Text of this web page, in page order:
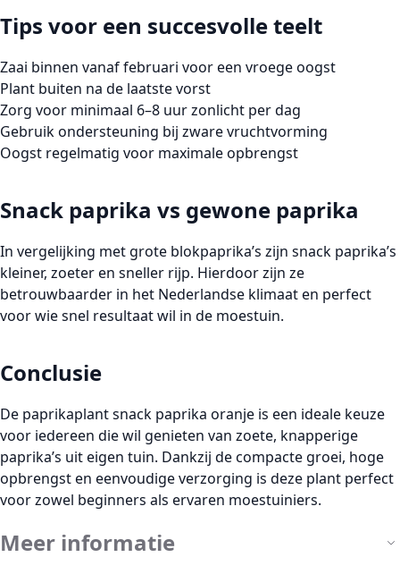
Tips voor een succesvolle teelt
Zaai binnen vanaf februari voor een vroege oogst
Plant buiten na de laatste vorst
Zorg voor minimaal 6–8 uur zonlicht per dag
Gebruik ondersteuning bij zware vruchtvorming
Oogst regelmatig voor maximale opbrengst
Snack paprika vs gewone paprika
In vergelijking met grote blokpaprika’s zijn snack paprika’s
kleiner, zoeter en sneller rijp. Hierdoor zijn ze
betrouwbaarder in het Nederlandse klimaat en perfect
voor wie snel resultaat wil in de moestuin.
Conclusie
De paprikaplant snack paprika oranje is een ideale keuze
voor iedereen die wil genieten van zoete, knapperige
paprika’s uit eigen tuin. Dankzij de compacte groei, hoge
opbrengst en eenvoudige verzorging is deze plant perfect
voor zowel beginners als ervaren moestuiniers.
Meer informatie